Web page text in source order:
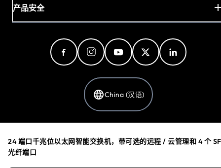
24 端口千兆位以太网智能交换机，带可选的远程 / 云管理和 4 个
光纤端口
产品安全
China (汉语)
隐私政策
Cookie偏好设置